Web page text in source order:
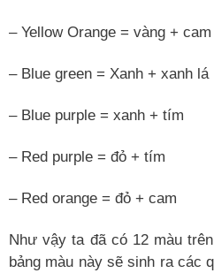
– Yellow Orange = vàng + cam
– Blue green = Xanh + xanh lá
– Blue purple = xanh + tím
– Red purple = đỏ + tím
– Red orange = đỏ + cam
Như vậy ta đã có 12 màu
bảng màu này sẽ sinh ra các